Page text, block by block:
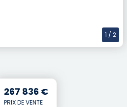
1 / 2
267 836 €
PRIX DE VENTE